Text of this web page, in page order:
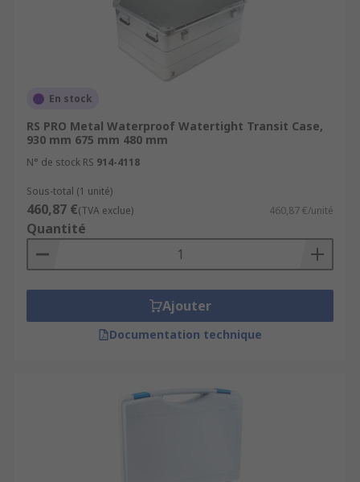
En stock
RS PRO Metal Waterproof Watertight Transit Case,
930 mm 675 mm 480 mm
N° de stock RS 914-4118
Sous-total (1 unité)
460,87 €(TVA exclue) 460,87 €/unité
Quantité
Ajouter
Documentation technique